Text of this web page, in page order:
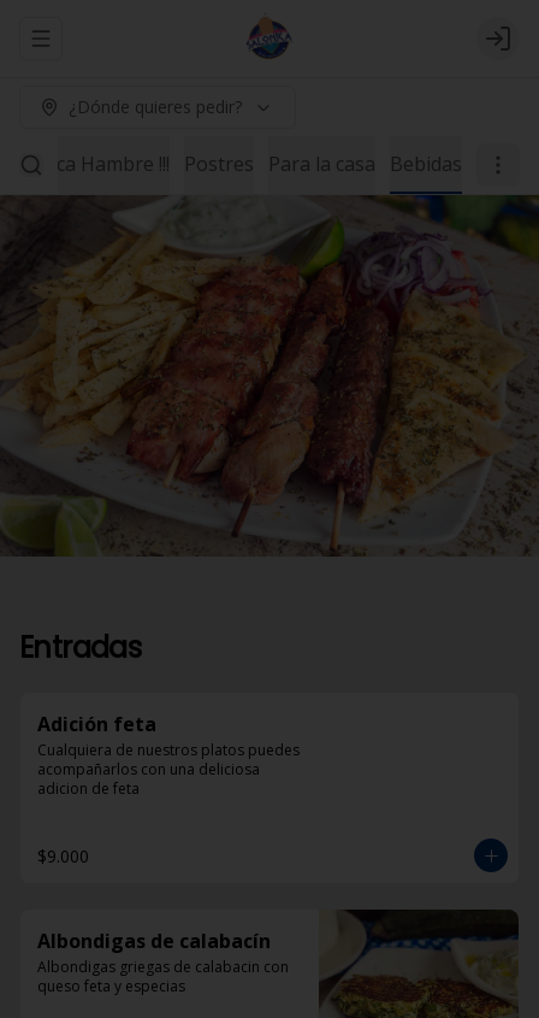
Abrir menu de navegación Login
¿Dónde quieres pedir?
Poca Hambre !!! Postres Para la casa Bebidas
Entradas
Adición feta
Cualquiera de nuestros platos puedes
acompañarlos con una deliciosa
adicion de feta
$9.000
Albondigas de calabacín
Albondigas griegas de calabacin con
queso feta y especias